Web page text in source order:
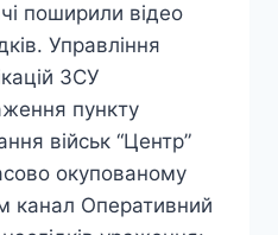
поширили відео
Управління
ЗСУ
пункту
військ “Центр”
окупованому
канал Оперативний